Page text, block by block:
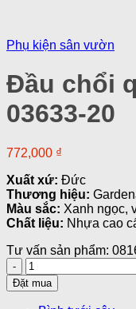
Phụ kiện sân vườn
Đầu chổi
03633-20
772,000 ₫
Xuất xứ: Đức
Thương hiệu:
Màu sắc: Xanh ngọc,
Chất liệu: Nhựa cao
Tư vấn sản phẩm:
Đầu
chổi
quét
Đặt mua